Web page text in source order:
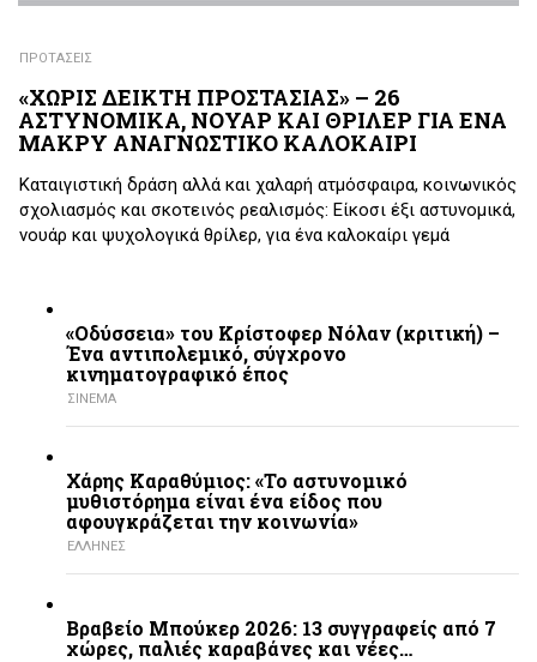
ΠΡΟΤΑΣΕΙΣ
«ΧΩΡΙΣ ΔΕΙΚΤΗ ΠΡΟΣΤΑΣΙΑΣ» – 26
ΑΣΤΥΝΟΜΙΚΑ, ΝΟΥΑΡ ΚΑΙ ΘΡΙΛΕΡ ΓΙΑ ΕΝΑ
ΜΑΚΡΥ ΑΝΑΓΝΩΣΤΙΚΟ ΚΑΛΟΚΑΙΡΙ
Καταιγιστική δράση αλλά και χαλαρή ατμόσφαιρα, κοινωνικός
σχολιασμός και σκοτεινός ρεαλισμός: Είκοσι έξι αστυνομικά,
νουάρ και ψυχολογικά θρίλερ, για ένα καλοκαίρι γεμά
«Οδύσσεια» του Κρίστοφερ Νόλαν (κριτική) –
Ένα αντιπολεμικό, σύγχρονο
κινηματογραφικό έπος
ΣΙΝΕΜΑ
Χάρης Καραθύμιος: «Το αστυνομικό
μυθιστόρημα είναι ένα είδος που
αφουγκράζεται την κοινωνία»
ΕΛΛΗΝΕΣ
Βραβείο Μπούκερ 2026: 13 συγγραφείς από 7
χώρες, παλιές καραβάνες και νέες…